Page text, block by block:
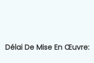
Délai De Mise En Œuvre: